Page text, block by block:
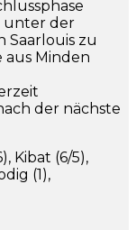
unter der
Saarlouis zu
Minden
der nächste
Kibat (6/5),
(1),